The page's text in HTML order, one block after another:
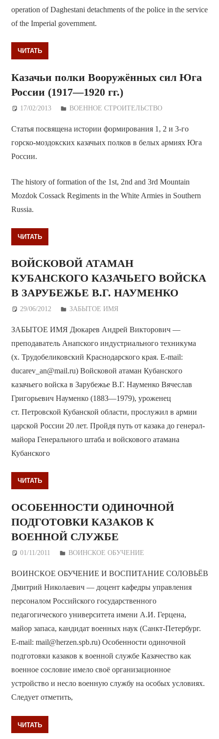
operation of Daghestani detachments of the police in the service
of the Imperial government.
ЧИТАТЬ
Казачьи полки Вооружённых сил Юга
России (1917—1920 гг.)
17/02/2013 Дежурный по Редакции
ВОЕННОЕ СТРОИТЕЛЬСТВО
Статья посвящена истории формирования 1, 2 и 3-го
горско-моздокских казачьих полков в белых армиях Юга
России.
The history of formation of the 1st, 2nd and 3rd Mountain
Mozdok Cossack Regiments in the White Armies in Southern
Russia.
ЧИТАТЬ
ВОЙСКОВОЙ АТАМАН
КУБАНСКОГО КАЗАЧЬЕГО ВОЙСКА
В ЗАРУБЕЖЬЕ В.Г. НАУМЕНКО
29/06/2012 Дежурный по Редакции
ЗАБЫТОЕ ИМЯ
ЗАБЫТОЕ ИМЯ Дюкарев Андрей Викторович —
преподаватель Анапского индустриального техникума
(х. Трудобеликовский Краснодарского края. E-mail:
ducarev_an@mail.ru) Войсковой атаман Кубанского
казачьего войска в Зарубежье В.Г. Науменко Вячеслав
Григорьевич Науменко (1883—1979), уроженец
ст. Петровской Кубанской области, прослужил в армии
царской России 20 лет. Пройдя путь от казака до генерал-
майора Генерального штаба и войскового атамана
Кубанского
ЧИТАТЬ
ОСОБЕННОСТИ ОДИНОЧНОЙ
ПОДГОТОВКИ КАЗАКОВ К
ВОЕННОЙ СЛУЖБЕ
01/11/2011 Дежурный по Редакции
ВОИНСКОЕ ОБУЧЕНИЕ
ВОИНСКОЕ ОБУЧЕНИЕ И ВОСПИТАНИЕ СОЛОВЬЁВ
Дмитрий Николаевич — доцент кафедры управления
персоналом Российского государственного
педагогического университета имени А.И. Герцена,
майор запаса, кандидат военных наук (Санкт-Петербург.
E-mail: mail@herzen.spb.ru) Особенности одиночной
подготовки казаков к военной службе Казачество как
военное сословие имело своё организационное
устройство и несло военную службу на особых условиях.
Следует отметить,
ЧИТАТЬ